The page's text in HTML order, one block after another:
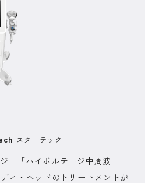
スターテック
ー「ハイボルテージ中周波
ィ・ヘッドのトリートメントが